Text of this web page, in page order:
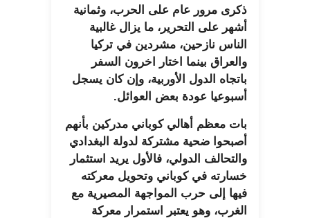
ذكرى مرور عام على الحرب، وثمانية
أشهر على التحرير، ما يزال غالبية
الناس نازحين، مشردين في تركيا
والعراق بينما اختار اخرون السفر
باتجاه الدول الأوربية، وإن كان يسجل
أسبوعيا عودة بعض العوائل.
بات معظم أهالي كوباني مدركين بأنهم
أصبحوا ضحية مشتركة لدولة البغدادي
والتحالف الدولي، فالأول يريد استثمار
خسارته في كوباني وتحويل معركته
فيها إلى حرب المواجهة المصيرية مع
الغرب، وهو يعتبر استمرار معركة